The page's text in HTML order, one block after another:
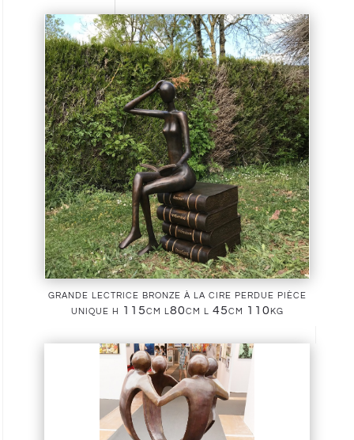
grande lectrice bronze à la cire perdue pièce
unique h 115cm l80cm l 45cm 110kg